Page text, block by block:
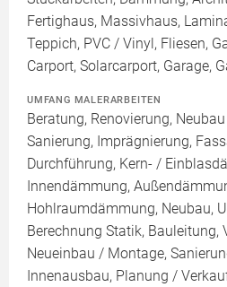
Fertighaus, Massivhaus,
Teppich, PVC / Vinyl, Fliesen,
Carport, Solarcarport, Garage,
UMFANG MALERARBEITEN
Beratung, Renovierung,
Sanierung, Imprägnierung,
Durchführung, Kern- /
Innendämmung,
Hohlraumdämmung, Neubau,
Berechnung Statik, Bauleitung,
Neueinbau / Montage,
Innenausbau, Planung /